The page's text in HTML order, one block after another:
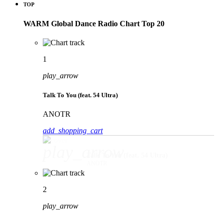
TOP
WARM Global Dance Radio Chart Top 20
1
play_arrow
Talk To You (feat. 54 Ultra)
ANOTR
add_shopping_cart
2
play_arrow